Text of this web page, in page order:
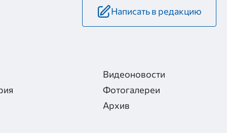
Написать в редакцию
Видеоновости
Фотогалереи
Архив